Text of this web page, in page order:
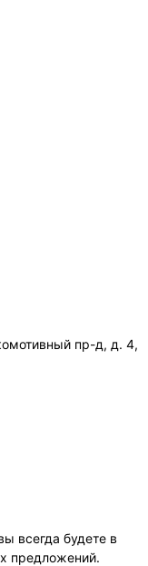
пр-д, д. 4,
всегда будете в
предложений.